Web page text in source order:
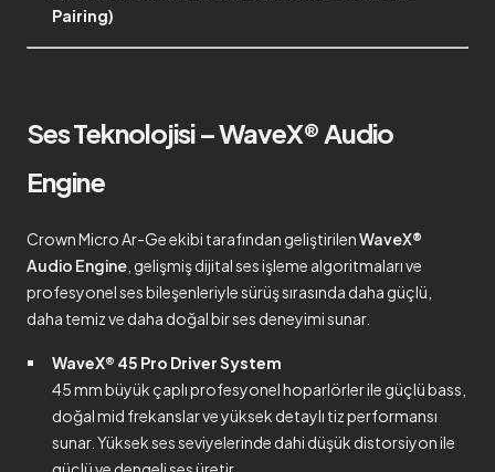
Pairing)
Ses Teknolojisi – WaveX® Audio
Engine
Crown Micro Ar-Ge ekibi tarafından geliştirilenWaveX®
Audio Engine , gelişmiş dijital ses işleme algoritmaları ve
profesyonel ses bileşenleriyle sürüş sırasında daha güçlü,
daha temiz ve daha doğal bir ses deneyimi sunar.
WaveX® 45 Pro Driver System
45 mm büyük çaplı profesyonel hoparlörler ile güçlü bass,
doğal mid frekanslar ve yüksek detaylı tiz performansı
sunar. Yüksek ses seviyelerinde dahi düşük distorsiyon ile